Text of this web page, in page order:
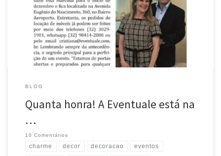
#eventos #tendencia2019 #love #charme #decor #decoração #noiva
#inspiração #noivado #noivas #noivas2019 #lancamento Source
BLOG
Quanta honra! A Eventuale está na
…
10 Comentários
charme decor decoracao eventos